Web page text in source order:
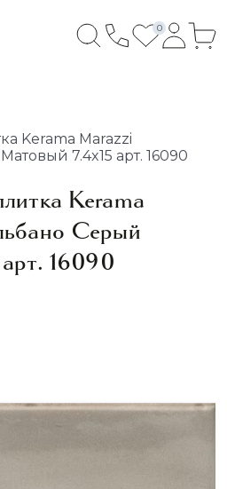
0
Kerama Marazzi
7.4x15 арт. 16090
Kerama
Серый
16090